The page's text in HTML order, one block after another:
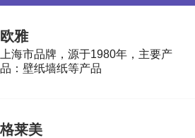
欧雅
上海市品牌，源于1980年，主要产
品：壁纸墙纸等产品
格莱美